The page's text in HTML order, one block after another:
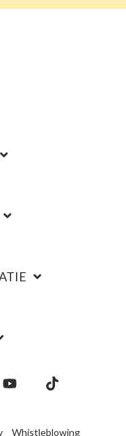
Whistleblowing
YouTube